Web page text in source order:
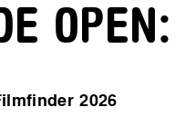
2026